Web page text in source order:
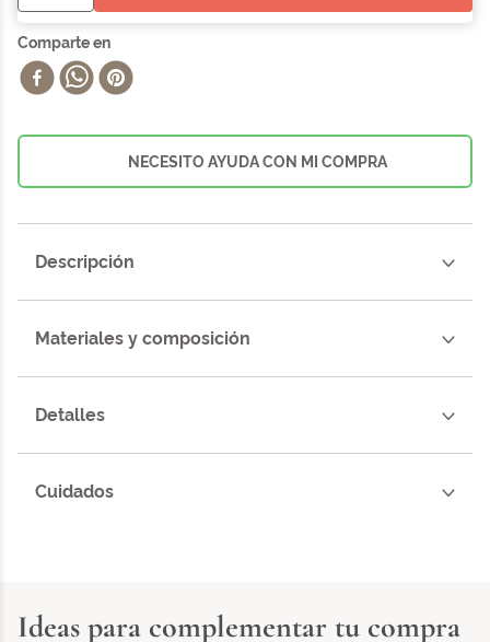
NECESITO AYUDA CON MI COMPRA
Descripción
Materiales y composición
Detalles
Cuidados
Ideas para complementar tu compra